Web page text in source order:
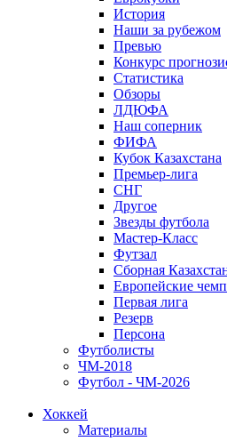
История
Наши за рубежом
Превью
Конкурс
Статистика
Обзоры
ЛДЮФА
Наш соперник
ФИФА
Кубок Казахстана
Премьер-лига
СНГ
Другое
Звезды футбола
Мастер-Класс
Футзал
Сборная
Европейские
Первая лига
Резерв
Персона
Футболисты
ЧМ-2018
Футбол - ЧМ-2026
Хоккей
Материалы